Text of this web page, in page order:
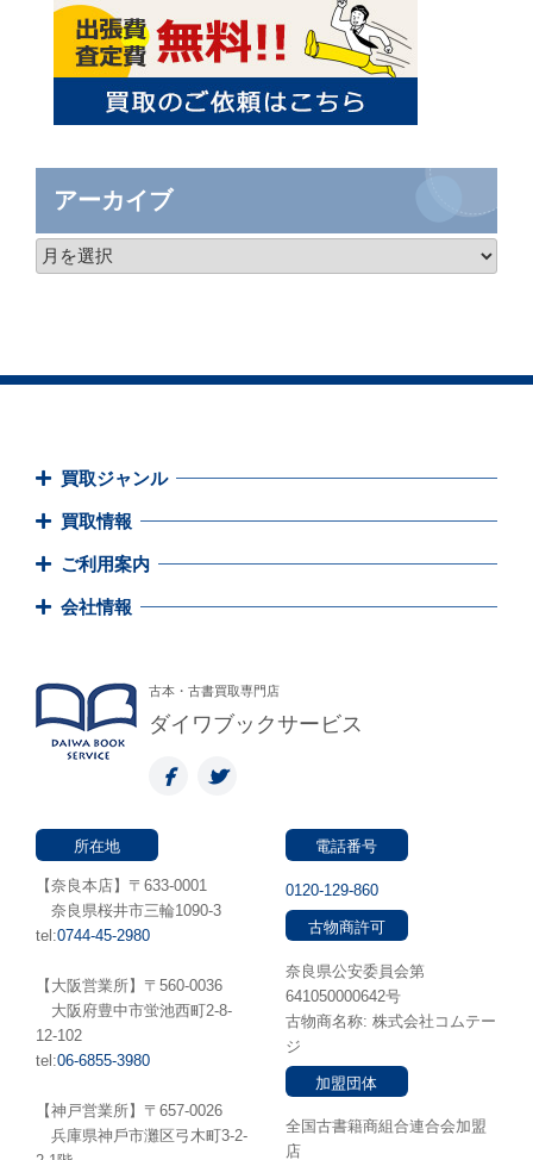
アーカイブ
買取ジャンル
買取情報
ご利用案内
会社情報
古本・古書買取専門店
ダイワブックサービス
所在地
【奈良本店】〒633-0001
奈良県桜井市三輪1090-3
tel:0744-45-2980
【大阪営業所】〒560-0036
⼤阪府豊中市蛍池⻄町2-8-
12-102
tel:06-6855-3980
【神戸営業所】〒657-0026
兵庫県神⼾市灘区弓木町3-2-
電話番号
0120-129-860
古物商許可
奈良県公安委員会第
641050000642号
古物商名称: 株式会社コムテー
ジ
加盟団体
全国古書籍商組合連合会加盟
店